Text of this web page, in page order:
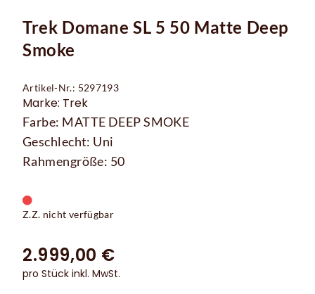
Trek Domane SL 5 50 Matte Deep
Smoke
Artikel-Nr.: 5297193
Marke: Trek
Farbe: MATTE DEEP SMOKE
Geschlecht: Uni
Rahmengröße: 50
Z.Z. nicht verfügbar
2.999,00 €
pro Stück inkl. MwSt.